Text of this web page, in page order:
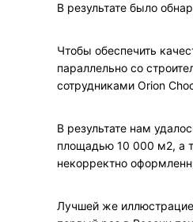
В результате было
Чтобы обеспечить
параллельно со
сотрудниками Orion
В результате нам
площадью 10 000 м2, а
некорректно
Лучшей же